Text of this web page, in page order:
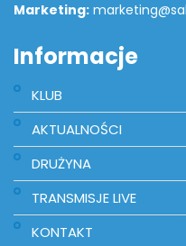
Marketing:
Informacje
KLUB
AKTUALNOŚCI
DRUŻYNA
TRANSMISJE LIVE
​KONTAKT